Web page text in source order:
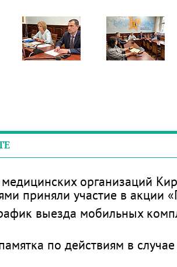
организаций
приняли участие в акции
выезда мобильных
по действиям в